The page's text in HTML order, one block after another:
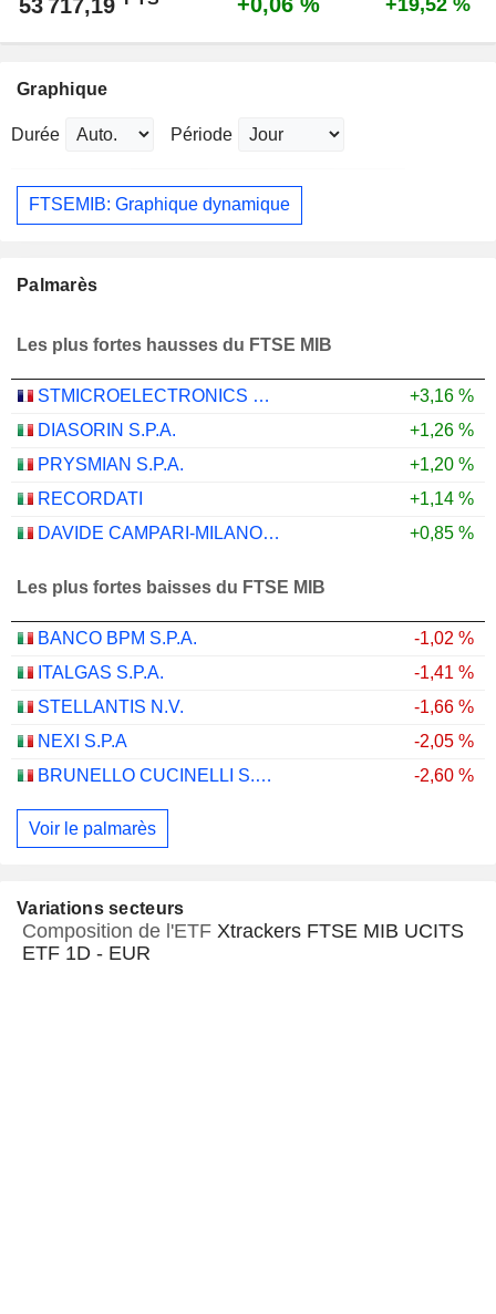
53 717,19
Graphique
Durée Période
FTSEMIB: Graphique dynamique
Palmarès
Les plus fortes hausses du FTSE MIB
STMICROELECTRONICS N.V.
+3,16 %
DIASORIN S.P.A.
+1,26 %
PRYSMIAN S.P.A.
+1,20 %
RECORDATI
+1,14 %
DAVIDE CAMPARI-MILANO N.V.
+0,85 %
Les plus fortes baisses du FTSE MIB
BANCO BPM S.P.A.
-1,02 %
ITALGAS S.P.A.
-1,41 %
STELLANTIS N.V.
-1,66 %
NEXI S.P.A
-2,05 %
BRUNELLO CUCINELLI S.P.A.
-2,60 %
Voir le palmarès
Variations secteurs
Composition de l'ETF Xtrackers FTSE MIB UCITS
ETF 1D - EUR